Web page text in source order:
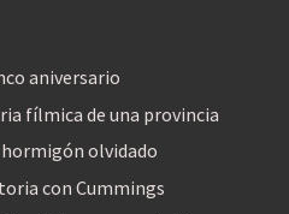
aniversario
fílmica de una provincia
olvidado
con Cummings